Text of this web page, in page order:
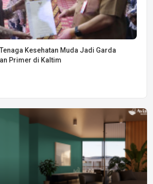
Kesehatan Muda Jadi Garda
Primer di Kaltim